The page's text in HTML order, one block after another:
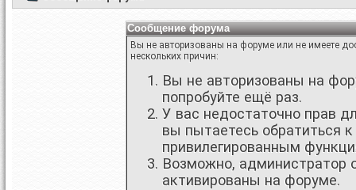
Сообщение форума
Вы не авторизованы на форуме или не имеете
нескольких причин:
Вы не авторизованы на
попробуйте ещё раз.
У вас недостаточно прав
вы пытаетесь обратиться
привилегированным
Возможно, администратор
активированы на форуме.